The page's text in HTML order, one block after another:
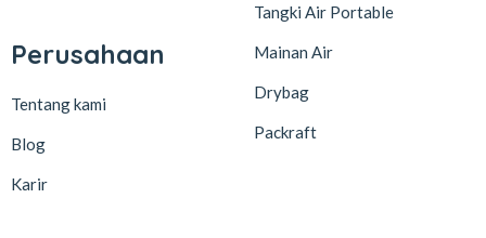
Perusahaan
Tentang kami
Blog
Karir
Tangki Air Portable
Mainan Air
Drybag
Packraft